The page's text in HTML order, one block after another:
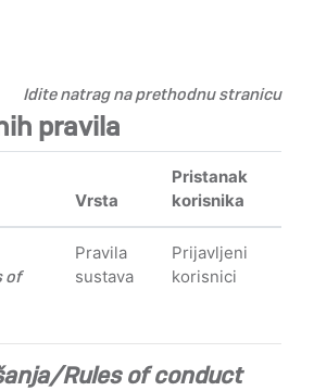
Idite natrag na prethodnu stranicu
pravila
Vrsta
Pristanak
korisnika
of
Pravila
sustava
Prijavljeni
korisnici
Rules of conduct